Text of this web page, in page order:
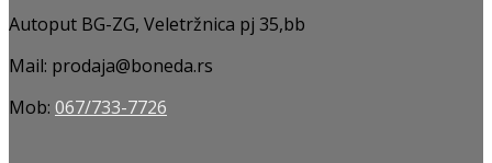
Autoput BG-ZG, Veletržnica pj 35,bb
Mail: prodaja@boneda.rs
Mob: 067/733-7726